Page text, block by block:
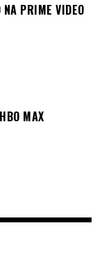
NA PRIME VIDEO
MAX